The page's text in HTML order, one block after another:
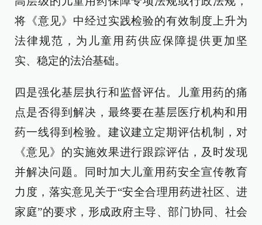
将《意见》中经过实践检验的有效制度上升为
法律规范，为儿童用药供应保障提供更加坚
实、稳定的法治基础。
四是强化基层执行和监督评估。儿童用药的痛
点是否得到解决，最终要在基层医疗机构和用
药一线得到检验。建议建立定期评估机制，对
《意见》的实施效果进行跟踪评估，及时发现
并解决问题。同时加大儿童用药安全宣传教育
力度，落实意见关于“安全合理用药进社区、进
家庭”的要求，形成政府主导、部门协同、社会